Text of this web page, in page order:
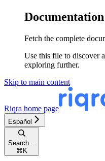
Fetch the complete
Use this file to discover
exploring further.
Skip to main content
Riqra home page
Español
Search...
⌘ K